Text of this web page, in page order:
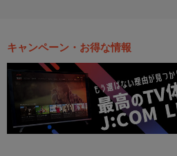
キャンペーン・お得な情報